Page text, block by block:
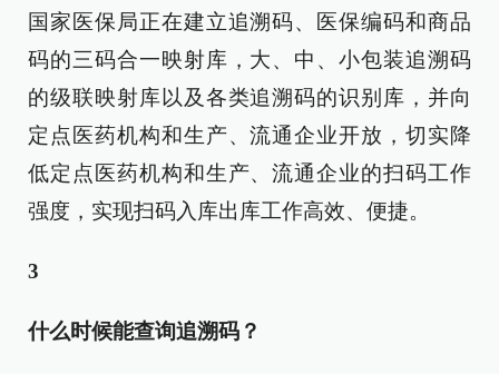
国家医保局正在建立追溯码、医保编码和商品
码的三码合一映射库，大、中、小包装追溯码
的级联映射库以及各类追溯码的识别库，并向
定点医药机构和生产、流通企业开放，切实降
低定点医药机构和生产、流通企业的扫码工作
强度，实现扫码入库出库工作高效、便捷。
3
什么时候能查询追溯码？